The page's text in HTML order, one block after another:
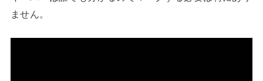
ません。